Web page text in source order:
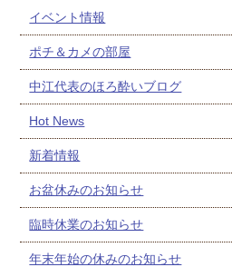
イベント情報
ポチ＆カメの部屋
中江代表のほろ酔いブログ
Hot News
新着情報
お盆休みのお知らせ
臨時休業のお知らせ
年末年始の休みのお知らせ